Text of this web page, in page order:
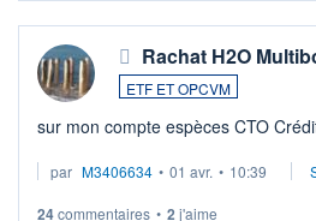
Rachat H2O
ETF ET OPCVM
sur mon compte espèces CTO
par M3406634 • 01 avr. • 10:39
24commentaires • 2 j'aime